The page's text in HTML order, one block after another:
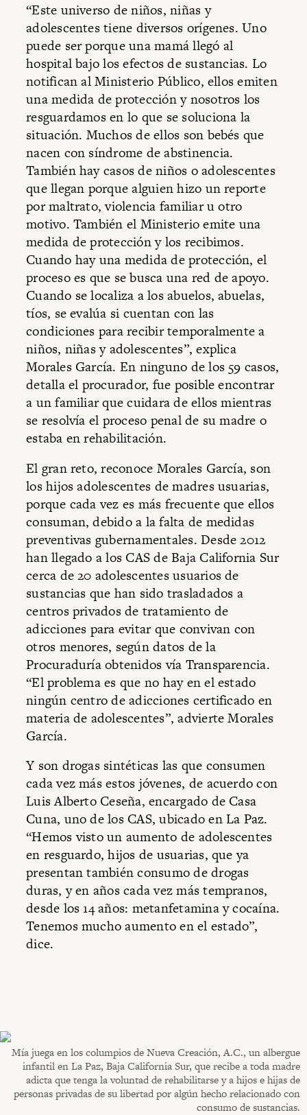
“Este universo de niños, niñas y
adolescentes tiene diversos orígenes. Uno
puede ser porque una mamá llegó al
hospital bajo los efectos de sustancias. Lo
notifican al Ministerio Público, ellos emiten
una medida de protección y nosotros los
resguardamos en lo que se soluciona la
situación. Muchos de ellos son bebés que
nacen con síndrome de abstinencia.
También hay casos de niños o adolescentes
que llegan porque alguien hizo un reporte
por maltrato, violencia familiar u otro
motivo. También el Ministerio emite una
medida de protección y los recibimos.
Cuando hay una medida de protección, el
proceso es que se busca una red de apoyo.
Cuando se localiza a los abuelos, abuelas,
tíos, se evalúa si cuentan con las
condiciones para recibir temporalmente a
niños, niñas y adolescentes”, explica
Morales García. En ninguno de los 59 casos,
detalla el procurador, fue posible encontrar
a un familiar que cuidara de ellos mientras
se resolvía el proceso penal de su madre o
estaba en rehabilitación.
El gran reto, reconoce Morales García, son
los hijos adolescentes de madres usuarias,
porque cada vez es más frecuente que ellos
consuman, debido a la falta de medidas
preventivas gubernamentales. Desde 2012
han llegado a los CAS de Baja California Sur
cerca de 20 adolescentes usuarios de
sustancias que han sido trasladados a
centros privados de tratamiento de
adicciones para evitar que convivan con
otros menores, según datos de la
Procuraduría obtenidos vía Transparencia.
“El problema es que no hay en el estado
ningún centro de adicciones certificado en
materia de adolescentes”, advierte Morales
García.
Y son drogas sintéticas las que consumen
cada vez más estos jóvenes, de acuerdo con
Luis Alberto Ceseña, encargado de Casa
Cuna, uno de los CAS, ubicado en La Paz.
“Hemos visto un aumento de adolescentes
en resguardo, hijos de usuarias, que ya
presentan también consumo de drogas
duras, y en años cada vez más tempranos,
desde los 14 años: metanfetamina y cocaína.
Tenemos mucho aumento en el estado”,
dice.
Mía juega en los columpios de Nueva Creación, A.C., un albergue
infantil en La Paz, Baja California Sur, que recibe a toda madre
adicta que tenga la voluntad de rehabilitarse y a hijos e hijas de
personas privadas de su libertad por algún hecho relacionado con
consumo de sustancias.